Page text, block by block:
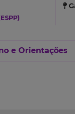
e Orientações